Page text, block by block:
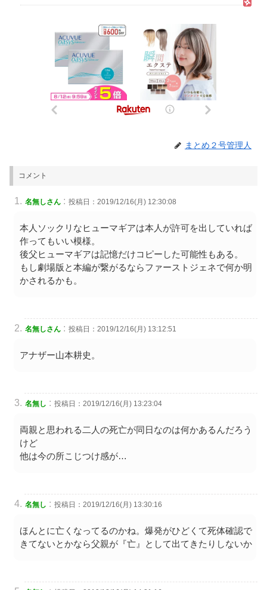
まとめ２号管理人
コメント
名無しさん : 投稿日：2019/12/16(月) 12:30:08
本人ソックリなヒューマギアは本人が許可を出していれば
作ってもいい模様。
後父ヒューマギアは記憶だけコピーした可能性もある。
もし劇場版と本編が繋がるならファーストジェネで何か明
かされるかも。
名無しさん : 投稿日：2019/12/16(月) 13:12:51
アナザー山本耕史。
名無し : 投稿日：2019/12/16(月) 13:23:04
両親と思われる二人の死亡が同日なのは何かあるんだろう
けど
他は今の所こじつけ感が…
名無し : 投稿日：2019/12/16(月) 13:30:16
ほんとに亡くなってるのかね。爆発がひどくて死体確認で
きてないとかなら父親が『亡』として出てきたりしないか